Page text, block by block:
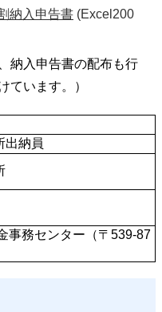
納入申告書 (Excel200
納入申告書の配布も行
ています。）
出納員
事務センター（〒539-87